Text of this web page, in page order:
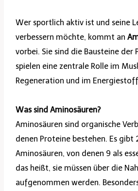
Wer sportlich aktiv ist und seine
verbessern möchte, kommt an
vorbei. Sie sind die Bausteine der
spielen eine zentrale Rolle im
Regeneration und im
Was sind Aminosäuren?
Aminosäuren sind organische
denen Proteine bestehen. Es
Aminosäuren, von denen 9 als
das heißt, sie müssen über die
aufgenommen werden.